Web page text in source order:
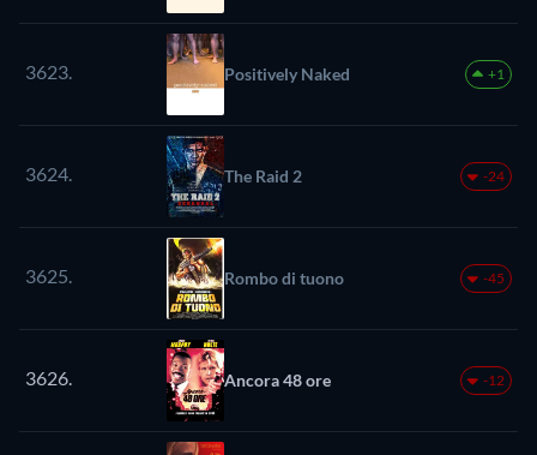
3623. Positively Naked +1
3624. The Raid 2 -24
3625. Rombo di tuono -45
3626. Ancora 48 ore -12